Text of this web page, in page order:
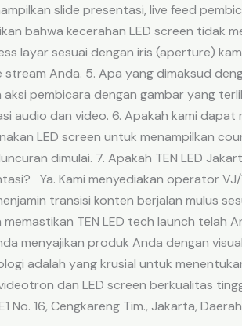
slide presentasi, live feed
bahwa kecerahan LED screen tidak
layar sesuai dengan iris (aperture)
Anda. 5. Apa yang dimaksud
pembicara dengan gambar yang
audio dan video. 6. Apakah kami dapat
LED screen untuk menampilkan
dimulai. 7. Apakah TEN LED
Ya. Kami menyediakan operator VJ/
transisi konten berjalan mulus
TEN LED tech launch telah
menyajikan produk Anda dengan
adalah yang krusial untuk
dan LED screen berkualitas
No. 16, Cengkareng Tim., Jakarta,